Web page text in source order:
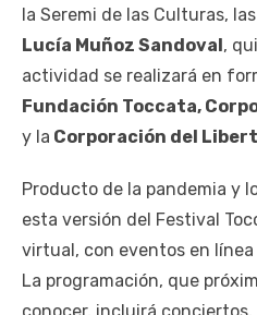
la Seremi de las Culturas,
Lucía Muñoz Sandoval,
actividad se realizará en
Fundación Toccata,
y la Corporación del
Producto de la pandemia y
esta versión del Festival
virtual, con eventos en
La programación, que